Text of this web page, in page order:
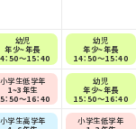
幼児
年少~年長
：50～15：40
小学生低学年
1~3年生
：50～16：40
小学生高学年
幼児
年少~年長
14：50～15：40
幼児
年少~年長
15：50～16：40
小学生低学年